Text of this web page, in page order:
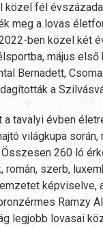
fél
meg a lovas
ben közel két
május
Bernadett,
a
tavalyi évben
világkupa
260 ló
szerb,
képviselve,
Ramzy
legjobb lovasai